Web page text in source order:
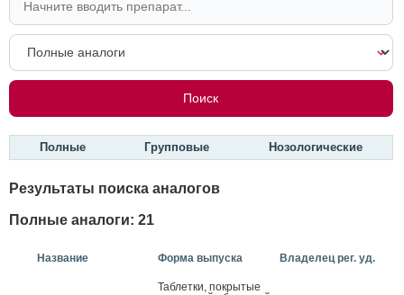
Полные Групповые Нозологические
Результаты поиска аналогов
Полные аналоги: 21
Название Форма выпуска Владелец рег. уд.
Таб­летки, пок­ры­тые